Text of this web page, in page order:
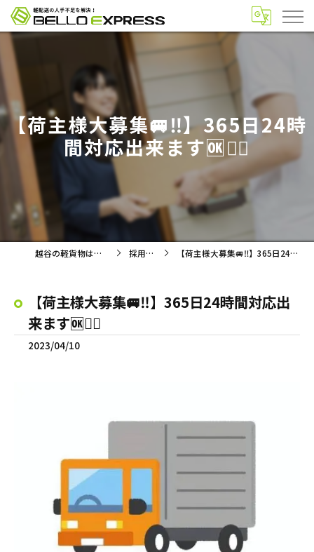
【荷主様大募集🚐‼️】365日24時
間対応出来ます🆗🙆‍♂️
越谷の軽貨物は株式会社BELLO 採用ブログ 【荷主様大募集🚐‼️】365日24時間対応出来ます🆗🙆‍♂️
【荷主様大募集🚐‼️】365日24時間対応出
来ます🆗🙆‍♂️
2023/04/10